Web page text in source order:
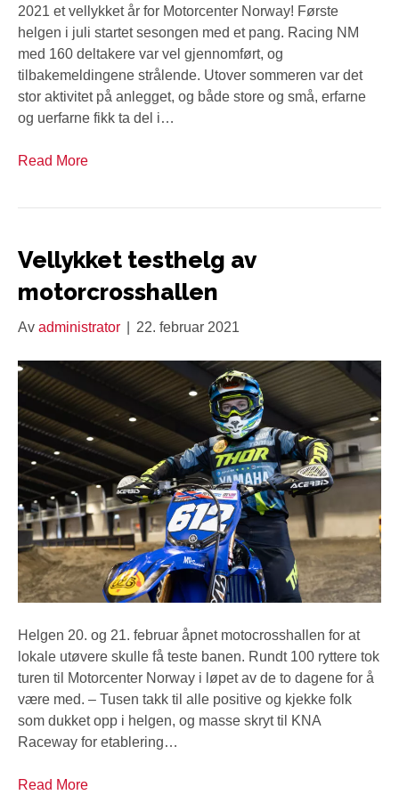
2021 et vellykket år for Motorcenter Norway! Første
helgen i juli startet sesongen med et pang. Racing NM
med 160 deltakere var vel gjennomført, og
tilbakemeldingene strålende. Utover sommeren var det
stor aktivitet på anlegget, og både store og små, erfarne
og uerfarne fikk ta del i…
Read More
Vellykket testhelg av
motorcrosshallen
Av administrator 22. februar 2021
Helgen 20. og 21. februar åpnet motocrosshallen for at
lokale utøvere skulle få teste banen. Rundt 100 ryttere tok
turen til Motorcenter Norway i løpet av de to dagene for å
være med. – Tusen takk til alle positive og kjekke folk
som dukket opp i helgen, og masse skryt til KNA
Raceway for etablering…
Read More